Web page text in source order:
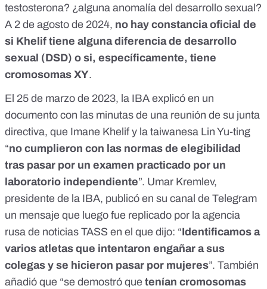
testosterona? ¿alguna anomalía del desarrollo sexual?
A 2 de agosto de 2024, no hay constancia oficial de
si Khelif tiene algunadiferencia de desarrollo
sexual (DSD) o si, específicamente, tiene
cromosomas XY.
El 25 de marzo de 2023, la IBA explicó en un
documento con las minutas de una reunión de su junta
directiva, que Imane Khelif y la taiwanesa Lin Yu-ting
“no cumplieron con las normas de elegibilidad
tras pasar por un examen practicado por un
laboratorio independiente”. Umar Kremlev,
presidente de la IBA, publicó en su canal de Telegram
un mensaje que luego fue replicado por la agencia
rusa de noticias TASS en el que dijo: “Identificamos a
varios atletas que intentaron engañar a sus
colegas y se hicieron pasar por mujeres”. También
añadió que “se demostró que tenían cromosomas